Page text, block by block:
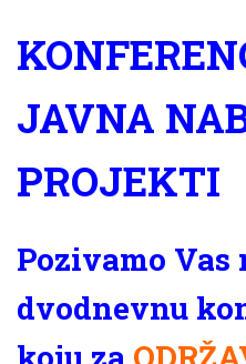
JAVNA
PROJEKTI
Pozivamo Vas
dvodnevnu